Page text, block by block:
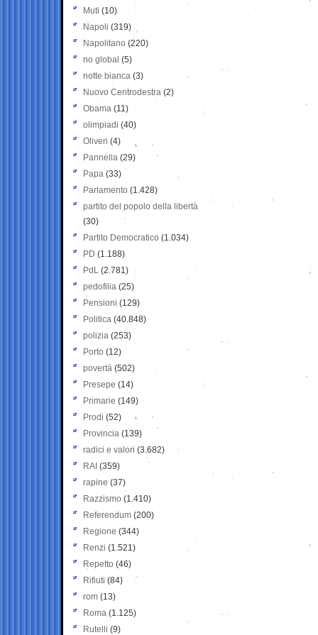
Muti (10)
Napoli (319)
Napolitano (220)
no global (5)
notte bianca (3)
Nuovo Centrodestra (2)
Obama (11)
olimpiadi (40)
Oliveri (4)
Pannella (29)
Papa (33)
Parlamento (1.428)
partito del popolo della libertà
(30)
Partito Democratico (1.034)
PD (1.188)
PdL (2.781)
pedofilia (25)
Pensioni (129)
Politica (40.848)
polizia (253)
Porto (12)
povertà (502)
Presepe (14)
Primarie (149)
Prodi (52)
Provincia (139)
radici e valori (3.682)
RAI (359)
rapine (37)
Razzismo (1.410)
Referendum (200)
Regione (344)
Renzi (1.521)
Repetto (46)
Rifiuti (84)
rom (13)
Roma (1.125)
Rutelli (9)